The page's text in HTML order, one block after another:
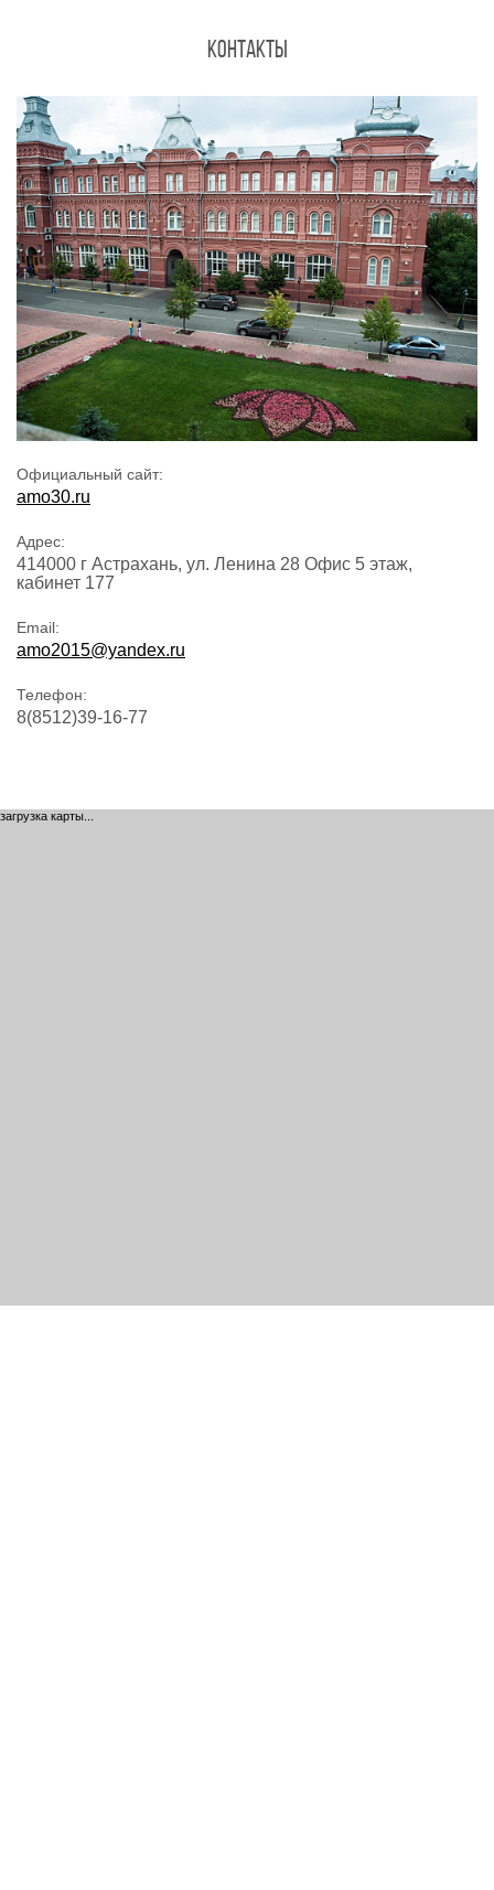
Контакты
Официальный сайт:
amo30.ru
Адрес:
414000 г Астрахань, ул. Ленина 28 Офис 5 этаж,
кабинет 177
Email:
amo2015@yandex.ru
Телефон:
8(8512)39-16-77
загрузка карты...